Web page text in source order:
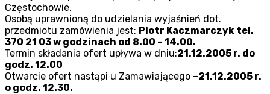
Częstochowie.
Osobą uprawnioną do udzielania wyjaśnień dot.
przedmiotu zamówienia jest: Piotr Kaczmarczyk tel.
370 21 03 w godzinach od 8.00 – 14.00.
Termin składania ofert upływa w dniu:21.12.2005 r. do
godz. 12.00
Otwarcie ofert nastąpi u Zamawiającego –21.12.2005 r.
o godz. 12.30.